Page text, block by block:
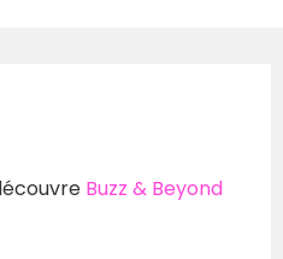
Buzz & Beyond